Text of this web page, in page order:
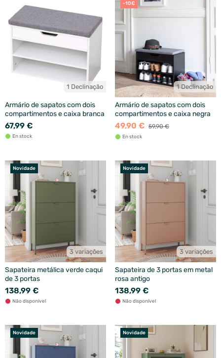
1 Declinação
Armário de sapatos com dois
compartimentos e caixa branca
67,99 €
En stock
-10€
1 Declinação
Armário de sapatos com dois
compartimentos e caixa negra
49,90 € 59,90 €
En stock
Novidade
3 variações
Sapateira metálica verde caqui
de 3 portas
138,99 €
Não disponível
Novidade
3 variações
Sapateira de 3 portas em metal
rosa antigo
138,99 €
Não disponível
Novidade Novidade